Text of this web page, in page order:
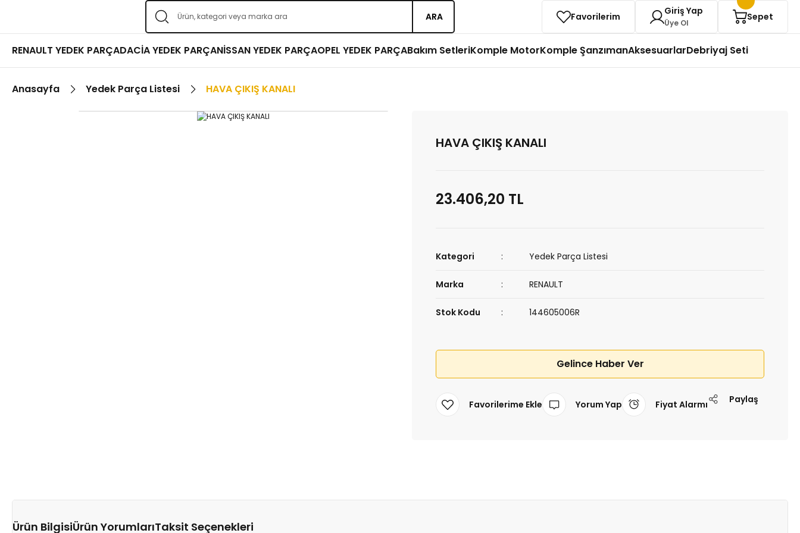
ARA Favorilerim Giriş Yap
Üye Ol
Sepet
RENAULT YEDEK PARÇADACİA YEDEK PARÇANİSSAN YEDEK PARÇAOPEL YEDEK PARÇABakım SetleriKomple MotorKomple ŞanzımanAksesuarlarDebriyaj Seti
Anasayfa Yedek Parça Listesi HAVA ÇIKIŞ KANALI
HAVA ÇIKIŞ KANALI
23.406,20 TL
Kategori Yedek Parça Listesi
Marka RENAULT
Stok Kodu 144605006R
Gelince Haber Ver
Yorum Yap Fiyat Alarmı Paylaş
Ürün BilgisiÜrün YorumlarıTaksit Seçenekleri